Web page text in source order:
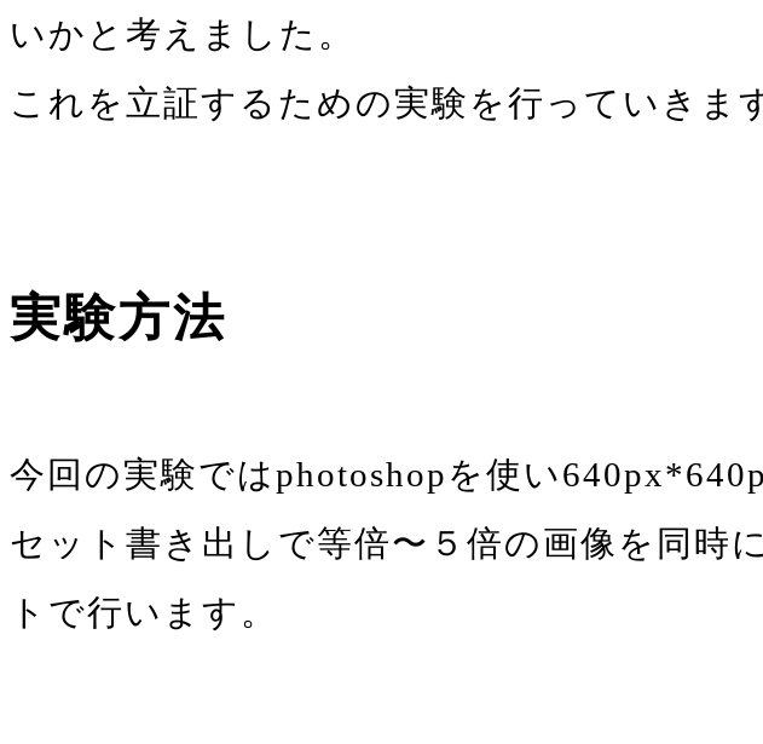
いかと考えました。
これを立証するための実験を行っていきま
実験方法
今回の実験ではphotoshopを使い
セット書き出しで等倍〜５倍の画像を同時
トで行います。